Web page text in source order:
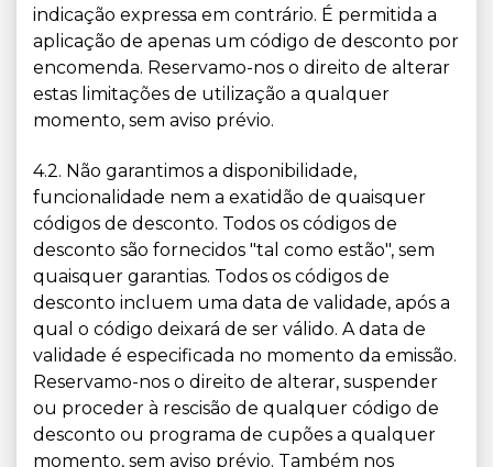
indicação expressa em contrário. É permitida a
aplicação de apenas um código de desconto por
encomenda. Reservamo-nos o direito de alterar
estas limitações de utilização a qualquer
momento, sem aviso prévio.
4.2. Não garantimos a disponibilidade,
funcionalidade nem a exatidão de quaisquer
códigos de desconto. Todos os códigos de
desconto são fornecidos "tal como estão", sem
quaisquer garantias. Todos os códigos de
desconto incluem uma data de validade, após a
qual o código deixará de ser válido. A data de
validade é especificada no momento da emissão.
Reservamo-nos o direito de alterar, suspender
ou proceder à rescisão de qualquer código de
desconto ou programa de cupões a qualquer
momento, sem aviso prévio. Também nos